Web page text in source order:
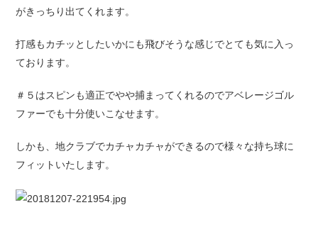
がきっちり出てくれます。
打感もカチッとしたいかにも飛びそうな感じでとても気に入っ
ております。
＃５はスピンも適正でやや捕まってくれるのでアベレージゴル
ファーでも十分使いこなせます。
しかも、地クラブでカチャカチャができるので様々な持ち球に
フィットいたします。